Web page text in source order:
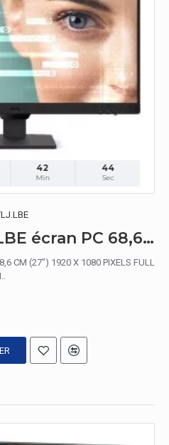
42
Min
42
Sec
BenQ 9H.LLTLJ.LBE écran PC 68,6 cm (27") 1920 x 1080 pixels Full HD Noir
CM (27") 1920 X 1080 PIXELS FULL